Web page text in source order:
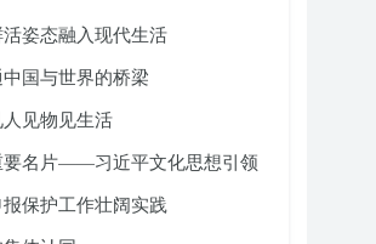
姿态融入现代生活
国与世界的桥梁
见物见生活
要名片——习近平文化思想引领
保护工作壮阔实践